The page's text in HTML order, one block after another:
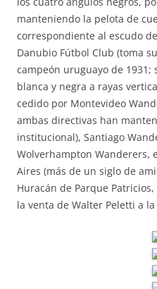
manteniendo la pelota de
correspondiente al escudo
Danubio Fútbol Club (toma
campeón uruguayo de
blanca y negra a rayas
cedido por Montevideo
ambas directivas han
institucional), Santiago
Wolverhampton Wanderers,
Aires (más de un siglo de
Huracán de Parque
la venta de Walter Peletti a